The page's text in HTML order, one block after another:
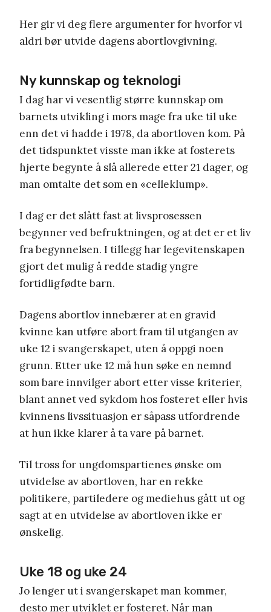
Her gir vi deg flere argumenter for hvorfor vi
aldri bør utvide dagens abortlovgivning.
Ny kunnskap og teknologi
I dag har vi vesentlig større kunnskap om
barnets utvikling i mors mage fra uke til uke
enn det vi hadde i 1978, da abortloven kom. På
det tidspunktet visste man ikke at fosterets
hjerte begynte å slå allerede etter 21 dager, og
man omtalte det som en «celleklump».
I dag er det slått fast at livsprosessen
begynner ved befruktningen, og at det er et liv
fra begynnelsen. I tillegg har legevitenskapen
gjort det mulig å redde stadig yngre
fortidligfødte barn.
Dagens abortlov innebærer at en gravid
kvinne kan utføre abort fram til utgangen av
uke 12 i svangerskapet, uten å oppgi noen
grunn. Etter uke 12 må hun søke en nemnd
som bare innvilger abort etter visse kriterier,
blant annet ved sykdom hos fosteret eller hvis
kvinnens livssituasjon er såpass utfordrende
at hun ikke klarer å ta vare på barnet.
Til tross for ungdomspartienes ønske om
utvidelse av abortloven, har en rekke
politikere, partiledere og mediehus gått ut og
sagt at en utvidelse av abortloven ikke er
ønskelig.
Uke 18 og uke 24
Jo lenger ut i svangerskapet man kommer,
desto mer utviklet er fosteret. Når man